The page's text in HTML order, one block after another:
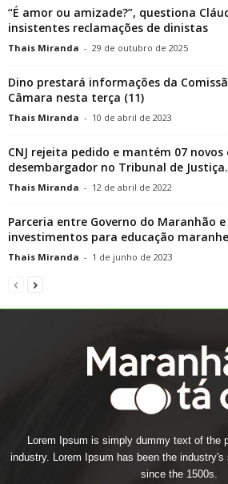
“É amor ou amizade?”, questiona
insistentes reclamações de dinistas
Thais Miranda - 29 de outubro de 2025
Dino prestará informações da
Câmara nesta terça (11)
Thais Miranda - 10 de abril de 2023
CNJ rejeita pedido e mantém 07 novos
desembargador no Tribunal de
Thais Miranda - 12 de abril de 2022
Parceria entre Governo do Maranhão e
investimentos para educação
Thais Miranda - 1 de junho de 2023
Lorem Ipsum is simply dummy text of the
industry. Lorem Ipsum has been the
since the 1500s.